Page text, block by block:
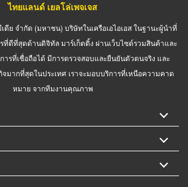
ไทยแลนด์ เยลโล่เพจเจส
ดีย จำกัด (มหาชน) บริษัทในเครือเอไอเอส ในฐานะผู้นำที่
ดีที่สุดด้านดิจิทัล มาร์เก็ตติ้ง ผ่านเว็บไซต์รวมสินค้าและ
ารที่เชื่อถือได้ มีการตรวจสอบและยืนยันตัวตนจริง และ
มากที่สุดในประเทศ เราจะมอบบริการที่เหนือความคาด
หมาย จากทีมงานคุณภาพ